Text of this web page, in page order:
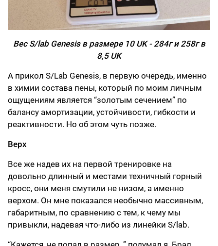
Вес S/lab Genesis в размере 10 UK - 284г и 258г в
8,5 UK
А прикол S/Lab Genesis, в первую очередь, именно
в химии состава пены, который по моим личным
ощущениям является “золотым сечением” по
балансу амортизации, устойчивости, гибкости и
реактивности. Но об этом чуть позже.
Верх
Все же надев их на первой тренировке на
довольно длинный и местами техничный горный
кросс, они меня смутили не низом, а именно
верхом. Он мне показался необычно массивным,
габаритным, по сравнению с тем, к чему мы
привыкли, надевая что-либо из линейки S/lab.